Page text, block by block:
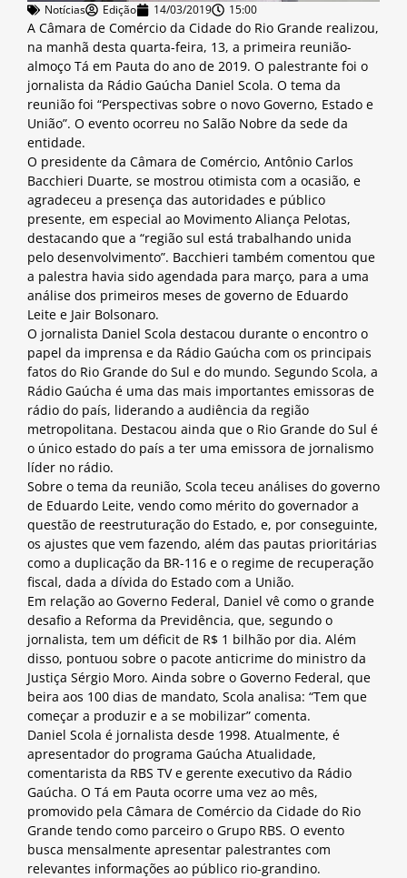
Notícias Edição 14/03/2019 15:00
A Câmara de Comércio da Cidade do Rio Grande realizou,
na manhã desta quarta-feira, 13, a primeira reunião-
almoço Tá em Pauta do ano de 2019. O palestrante foi o
jornalista da Rádio Gaúcha Daniel Scola. O tema da
reunião foi “Perspectivas sobre o novo Governo, Estado e
União”. O evento ocorreu no Salão Nobre da sede da
entidade.
O presidente da Câmara de Comércio, Antônio Carlos
Bacchieri Duarte, se mostrou otimista com a ocasião, e
agradeceu a presença das autoridades e público
presente, em especial ao Movimento Aliança Pelotas,
destacando que a “região sul está trabalhando unida
pelo desenvolvimento”. Bacchieri também comentou que
a palestra havia sido agendada para março, para a uma
análise dos primeiros meses de governo de Eduardo
Leite e Jair Bolsonaro.
O jornalista Daniel Scola destacou durante o encontro o
papel da imprensa e da Rádio Gaúcha com os principais
fatos do Rio Grande do Sul e do mundo. Segundo Scola, a
Rádio Gaúcha é uma das mais importantes emissoras de
rádio do país, liderando a audiência da região
metropolitana. Destacou ainda que o Rio Grande do Sul é
o único estado do país a ter uma emissora de jornalismo
líder no rádio.
Sobre o tema da reunião, Scola teceu análises do governo
de Eduardo Leite, vendo como mérito do governador a
questão de reestruturação do Estado, e, por conseguinte,
os ajustes que vem fazendo, além das pautas prioritárias
como a duplicação da BR-116 e o regime de recuperação
fiscal, dada a dívida do Estado com a União.
Em relação ao Governo Federal, Daniel vê como o grande
desafio a Reforma da Previdência, que, segundo o
jornalista, tem um déficit de R$ 1 bilhão por dia. Além
disso, pontuou sobre o pacote anticrime do ministro da
Justiça Sérgio Moro. Ainda sobre o Governo Federal, que
beira aos 100 dias de mandato, Scola analisa: “Tem que
começar a produzir e a se mobilizar” comenta.
Daniel Scola é jornalista desde 1998. Atualmente, é
apresentador do programa Gaúcha Atualidade,
comentarista da RBS TV e gerente executivo da Rádio
Gaúcha. O Tá em Pauta ocorre uma vez ao mês,
promovido pela Câmara de Comércio da Cidade do Rio
Grande tendo como parceiro o Grupo RBS. O evento
busca mensalmente apresentar palestrantes com
relevantes informações ao público rio-grandino.